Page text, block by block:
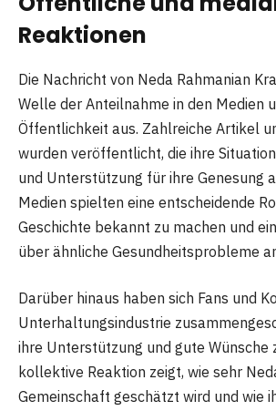
Reaktionen
Die Nachricht von Neda Rahmanian
Welle der Anteilnahme in den Medien
Öffentlichkeit aus. Zahlreiche Artikel
wurden veröffentlicht, die ihre
und Unterstützung für ihre Genesung
Medien spielten eine entscheidende
Geschichte bekannt zu machen und
über ähnliche Gesundheitsprobleme
Darüber hinaus haben sich Fans und
Unterhaltungsindustrie
ihre Unterstützung und gute Wünsche
kollektive Reaktion zeigt, wie sehr
Gemeinschaft geschätzt wird und wie